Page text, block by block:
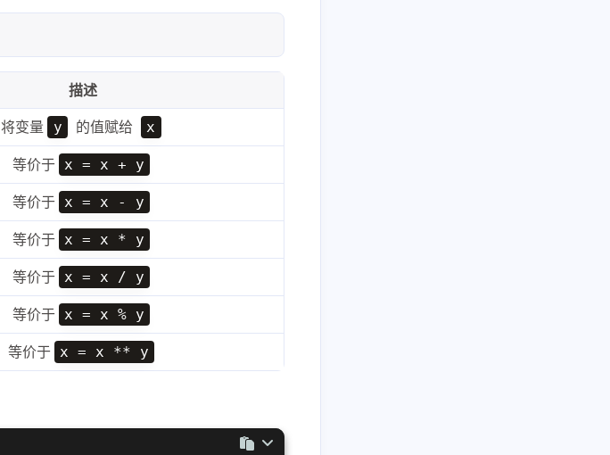
描述
将变量 y 的值赋给 x
等价于 x = x + y
等价于 x = x - y
等价于 x = x * y
等价于 x = x / y
等价于 x = x % y
等价于 x = x ** y